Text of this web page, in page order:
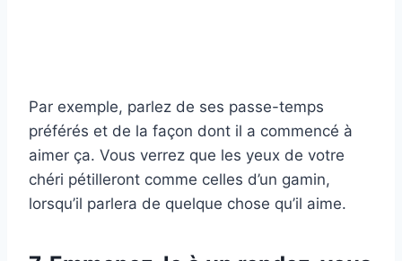
Par exemple, parlez de ses passe-temps
préférés et de la façon dont il a commencé à
aimer ça. Vous verrez que les yeux de votre
chéri pétilleront comme celles d’un gamin,
lorsqu’il parlera de quelque chose qu’il aime.